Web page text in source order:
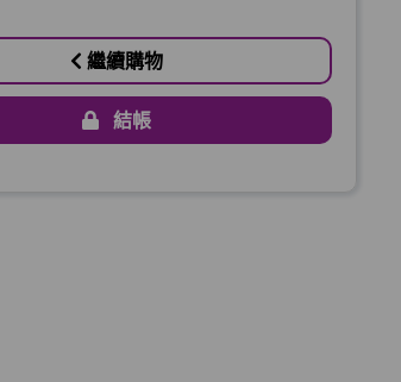
繼續購物
結帳